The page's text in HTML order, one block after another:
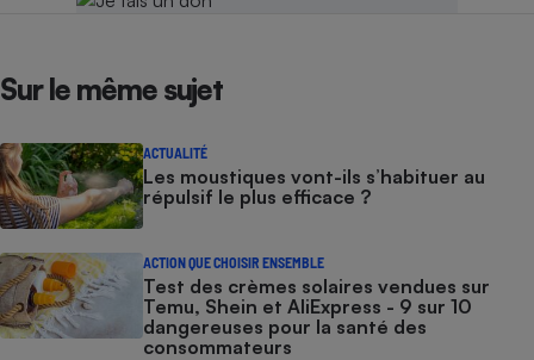
Sur le même sujet
ACTUALITÉ
Les moustiques vont-ils s’habituer au
répulsif le plus efficace ?
ACTION QUE CHOISIR ENSEMBLE
Test des crèmes solaires vendues sur
Temu, Shein et AliExpress - 9 sur 10
dangereuses pour la santé des
consommateurs